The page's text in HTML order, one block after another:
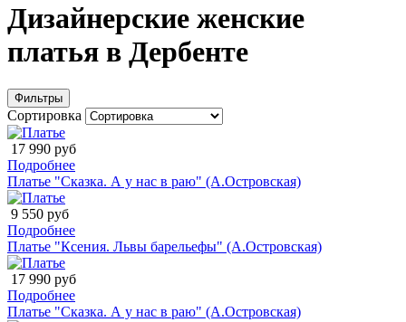
Дизайнерские женские
платья в Дербенте
Фильтры
Сортировка
17 990 руб
Подробнее
Платье "Сказка. А у нас в раю" (А.Островская)
9 550 руб
Подробнее
Платье "Ксения. Львы барельефы" (А.Островская)
17 990 руб
Подробнее
Платье "Сказка. А у нас в раю" (А.Островская)